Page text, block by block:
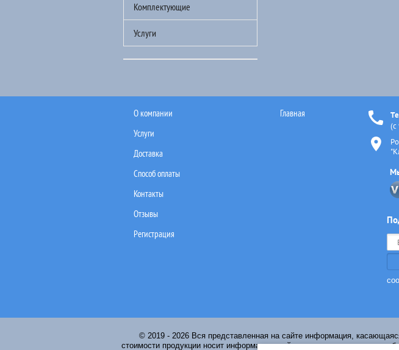
Комплектующие
Услуги
О компании
Услуги
Доставка
Способ оплаты
Контакты
Отзывы
Регистрация
Главная
(с
© 2019 - 2026 Вся представленная на сайте информация,
стоимости продукции носит информационный характер и не является